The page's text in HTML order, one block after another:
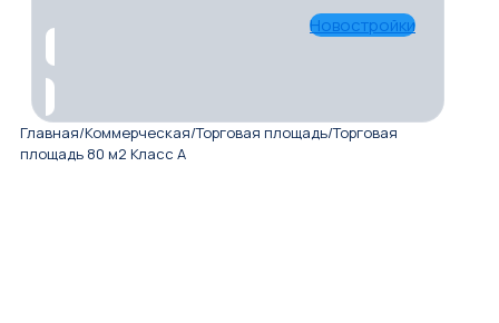
Новостройки
Главная/Коммерческая/Торговая площадь/Торговая
площадь 80 м2 Класс A